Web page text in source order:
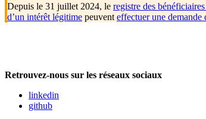
Depuis le 31 juillet 2024, le registre des
d’un intérêt légitime peuvent effectuer une demande
Retrouvez-nous sur les réseaux sociaux
linkedin
github